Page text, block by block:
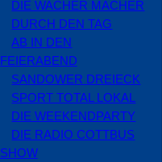
DIE WACHER MACHER
DURCH DEN TAG
AB IN DEN
FEIERABEND
SANDOWER DREIECK
SPORT TOTAL LOKAL
DIE WEEKENDPARTY
DIE RADIO COTTBUS
SHOW